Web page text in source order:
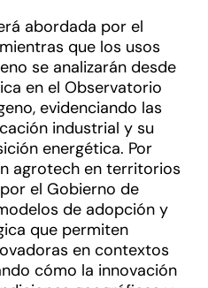
abordada por el
que los usos
se analizarán desde
en el Observatorio
evidenciando las
industrial y su
energética. Por
agrotech en territorios
el Gobierno de
de adopción y
que permiten
en contextos
cómo la innovación